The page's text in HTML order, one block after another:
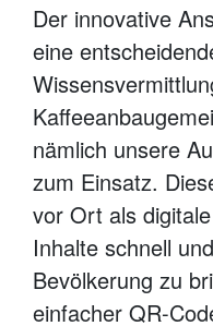
Der innovative
eine
nämlich unsere
zum Einsatz.
vor Ort als
Inhalte schnell
Bevölkerung zu
einfacher QR-